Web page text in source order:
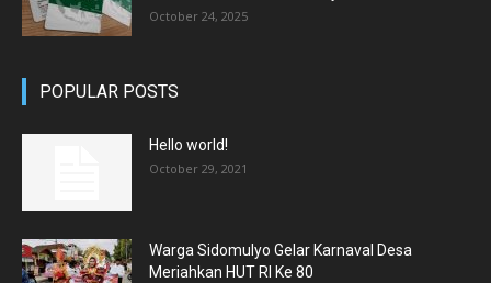
October 24, 2025
POPULAR POSTS
Hello world!
October 29, 2021
Warga Sidomulyo Gelar Karnaval Desa
Meriahkan HUT RI Ke 80